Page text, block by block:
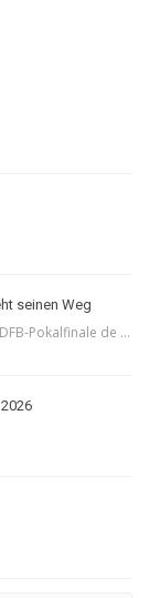
seinen Weg
Pokalfinale de ...